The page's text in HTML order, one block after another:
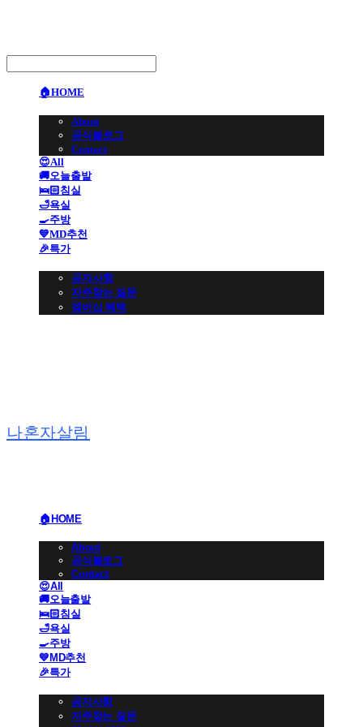
🏠HOME
About
공식블로그
Contact
😍All
🚚오늘출발
🛌🏻침실
🛁욕실
🍳주방
💙MD추천
🎉특가
공지사항
자주찾는 질문
멤버십 혜택
나혼자살림
🏠HOME
About
공식블로그
Contact
😍All
🚚오늘출발
🛌🏻침실
🛁욕실
🍳주방
💙MD추천
🎉특가
공지사항
자주찾는 질문